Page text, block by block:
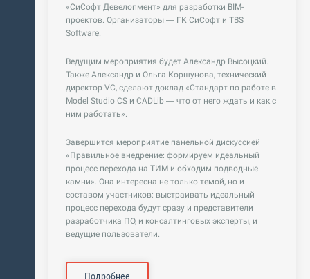
«СиСофт Девелопмент» для разработки BIM-
проектов. Организаторы — ГК СиСофт и TBS
Software.
Ведущим мероприятия будет Александр Высоцкий.
Также Александр и Ольга Коршунова, технический
директор VC, сделают доклад «Стандарт по работе в
Model Studio CS и CADLib — что от него ждать и как с
ним работать».
Завершится мероприятие панельной дискуссией
«Правильное внедрение: формируем идеальный
процесс перехода на ТИМ и обходим подводные
камни». Она интересна не только темой, но и
составом участников: выстраивать идеальный
процесс перехода будут сразу и представители
разработчика ПО, и консалтинговых эксперты, и
ведущие пользователи.
Подробнее